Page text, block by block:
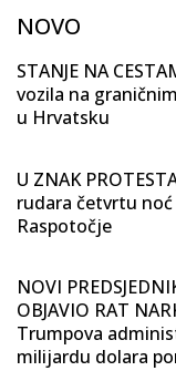
NOVO
STANJE NA
vozila na
u Hrvatsku
U ZNAK
rudara četvrtu
Raspotočje
NOVI
OBJAVIO RAT
Trumpova
milijardu dolara